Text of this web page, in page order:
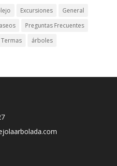
atencion.
super
Excursiones
General
Preguntas Frecuentes
Termas árboles